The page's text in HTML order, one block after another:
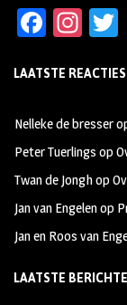
Fa
b
oo
k
In
ag
m
tt
LAATSTE REACTIES
Nelleke de bresser
Peter Tuerlings op
Twan de Jonghop
Jan van Engelenop
Jan en Roos van
LAATSTE